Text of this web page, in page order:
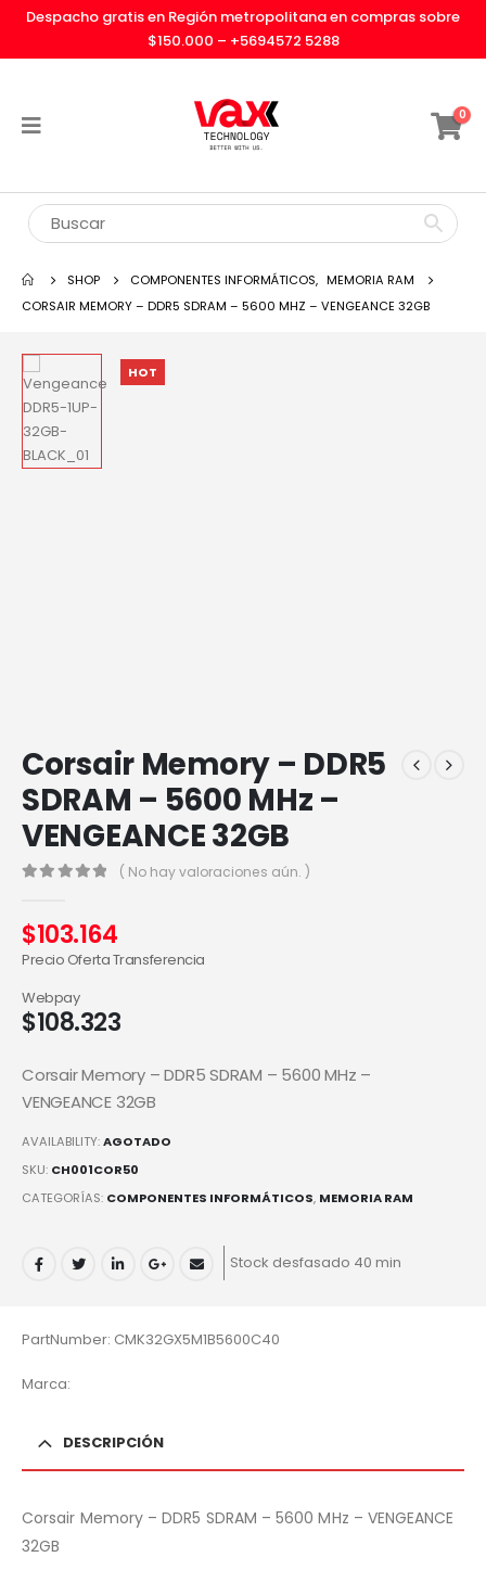
Despacho gratis en Región metropolitana en compras sobre
$150.000 – +5694572 5288
0
SHOP COMPONENTES INFORMÁTICOS, MEMORIA RAM
CORSAIR MEMORY – DDR5 SDRAM – 5600 MHZ – VENGEANCE 32GB
HOT
Corsair Memory – DDR5
SDRAM – 5600 MHz –
VENGEANCE 32GB
( No hay valoraciones aún. )
$103.164
Precio Oferta Transferencia
$108.323
Webpay
Corsair Memory – DDR5 SDRAM – 5600 MHz –
VENGEANCE 32GB
AVAILABILITY:AGOTADO
SKU: CH001COR50
CATEGORÍAS: COMPONENTES INFORMÁTICOS, MEMORIA RAM
Stock desfasado 40 min
PartNumber: CMK32GX5M1B5600C40
Marca:
DESCRIPCIÓN
Corsair Memory – DDR5 SDRAM – 5600 MHz – VENGEANCE
32GB